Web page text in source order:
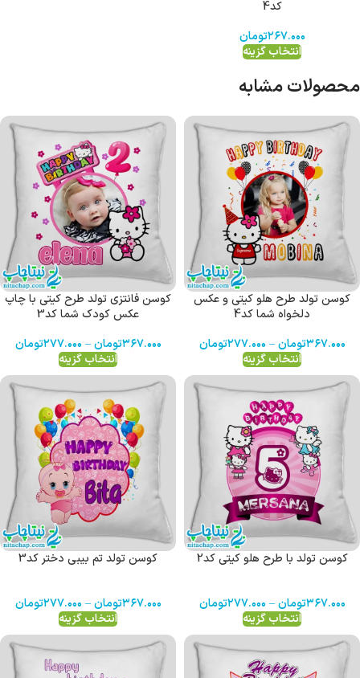
کد4
۲۶۷.۰۰۰تومان
انتخاب گزینه
محصولات مشابه
کوسن تولد طرح هلو کیتی و عکس
دلخواه شما کد4
۳۶۷.۰۰۰تومان – ۲۷۷.۰۰۰تومان
انتخاب گزینه
کوسن فانتزی تولد طرح کیتی با چاپ
عکس کودک شما کد3
۳۶۷.۰۰۰تومان – ۲۷۷.۰۰۰تومان
انتخاب گزینه
کوسن تولد با طرح هلو کیتی کد2
۳۶۷.۰۰۰تومان – ۲۷۷.۰۰۰تومان
انتخاب گزینه
کوسن تولد تم بیبی دختر کد3
۳۶۷.۰۰۰تومان – ۲۷۷.۰۰۰تومان
انتخاب گزینه